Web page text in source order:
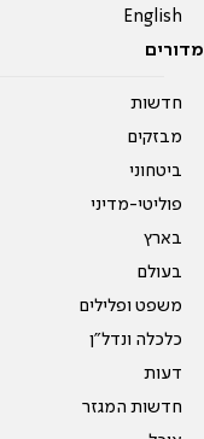
English
מדורים
חדשות
מבזקים
ביטחוני
פוליטי-מדיני
בארץ
בעולם
משפט ופלילים
כלכלה ונדל"ן
דעות
חדשות המגזר